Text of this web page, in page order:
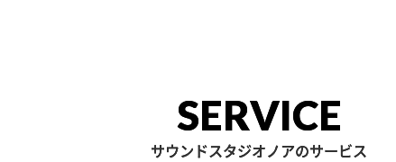
SERVICE
サウンドスタジオノアのサービス